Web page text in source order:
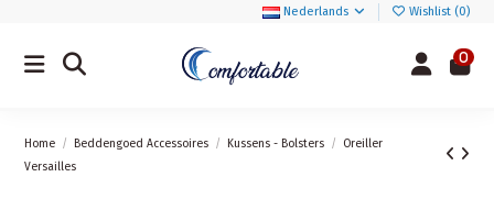
Nederlands Wishlist (0)
0
Home Beddengoed Accessoires Kussens - Bolsters
Oreiller
Versailles